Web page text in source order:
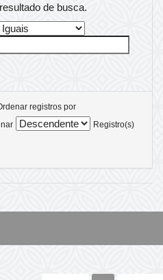
de busca.
registros por
Registro(s)